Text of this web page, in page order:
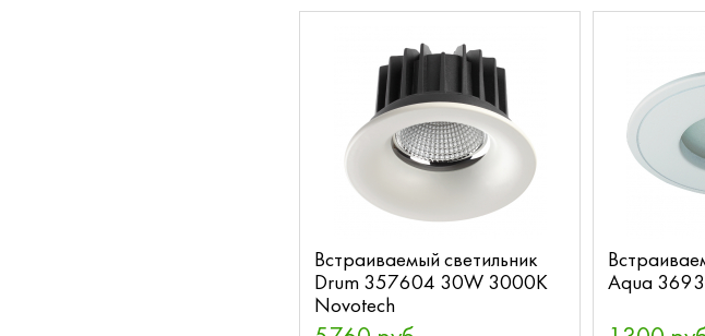
Встраиваемый светильник
Drum 357604 30W 3000K
Novotech
Aqua